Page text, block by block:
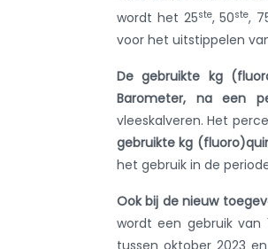
wordt het 25ste, 50ste,
voor het uitstippelen
De gebruikte kg
Barometer, na een
vleeskalveren. Het
gebruikte kg
het gebruik in de
Ook bij de nieuw
wordt een gebruik van